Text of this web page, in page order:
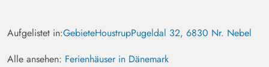
Aufgelistet in:GebieteHoustrupPugeldal 32, 6830 Nr. Nebel
Alle ansehen: Ferienhäuser in Dänemark